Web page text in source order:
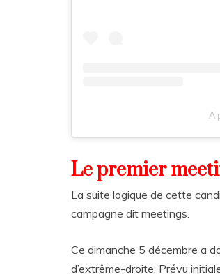
A
Le premier
La suite logique de cette
campagne dit meetings.
Ce dimanche 5 décembre a
d’extrême-droite. Prévu